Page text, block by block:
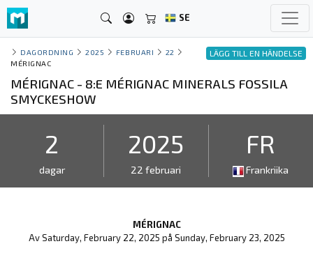
SE
LÄGG TILL EN HÄNDELSE
DAGORDNING 2025 FEBRUARI
22
MÉRIGNAC
MÉRIGNAC - 8:E MÉRIGNAC MINERALS FOSSILA
SMYCKESHOW
2
dagar
2025
22 februari
FR
Frankriika
MÉRIGNAC
Av Saturday, February 22, 2025 på Sunday, February 23, 2025